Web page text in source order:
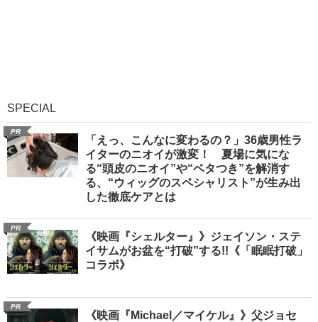
SPECIAL
PR
「えっ、こんなに変わるの？」36歳男性ラ
イターのニオイが激変！ 夏場に気にな
る“頭皮のニオイ”や“ベタつき”を解消す
る、“ウィッグのスペシャリスト”が生み出
した徹底ケアとは
PR
《映画『シェルター』》ジェイソン・ステ
イサムがお盆を“打破”する!!《「眠眠打破」
コラボ》
PR
《映画『Michael／マイケル』》父ジョセ